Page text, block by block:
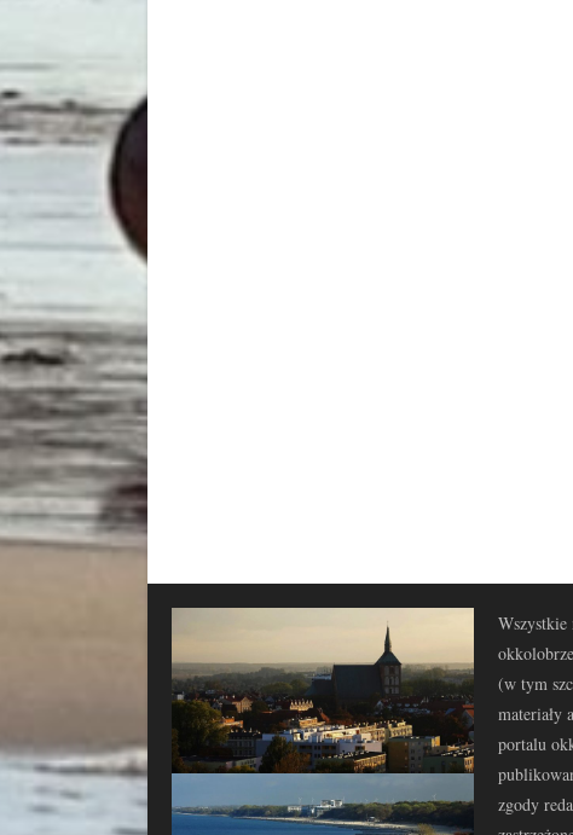
Wszystkie
(w tym
materiały
portalu
zgody